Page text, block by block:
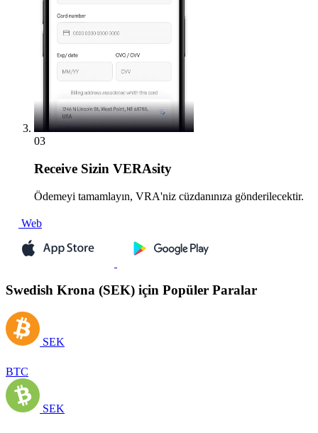
03
Receive Sizin VERAsity
Ödemeyi tamamlayın, VRA'niz cüzdanınıza gönderilecektir.
Web
Swedish Krona (SEK) için Popüler Paralar
SEK
BTC
SEK